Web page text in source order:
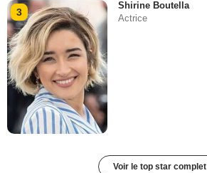
3
Shirine Boutella
Actrice
Voir le top star complet